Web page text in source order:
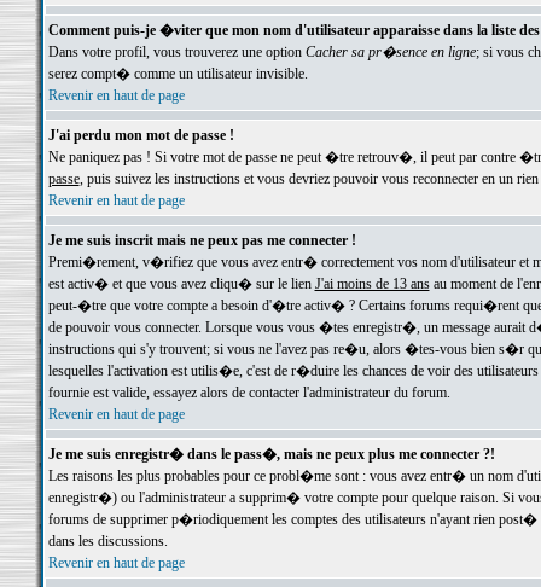
Comment puis-je �viter que mon nom d'utilisateur apparaisse dans la liste
Dans votre profil, vous trouverez une option Cacher sa pr�sence en ligne; si vous
serez compt� comme un utilisateur invisible.
Revenir en haut de page
J'ai perdu mon mot de passe !
Ne paniquez pas ! Si votre mot de passe ne peut �tre retrouv�, il peut par contre
passe, puis suivez les instructions et vous devriez pouvoir vous reconnecter en un rien
Revenir en haut de page
Je me suis inscrit mais ne peux pas me connecter !
Premi�rement, v�rifiez que vous avez entr� correctement vos nom d'utilisateur
est activ� et que vous avez cliqu� sur le lien J'ai moins de 13 ansau moment de
peut-�tre que votre compte a besoin d'�tre activ� ? Certains forums requi�rent
de pouvoir vous connecter. Lorsque vous vous �tes enregistr�, un message aurait
instructions qui s'y trouvent; si vous ne l'avez pas re�u, alors �tes-vous bien s�r
lesquelles l'activation est utilis�e, c'est de r�duire les chances de voir des
fournie est valide, essayez alors de contacter l'administrateur du forum.
Revenir en haut de page
Je me suis enregistr� dans le pass�, mais ne peux plus me connecter ?!
Les raisons les plus probables pour ce probl�me sont : vous avez entr� un nom
enregistr�) ou l'administrateur a supprim� votre compte pour quelque raison. Si
forums de supprimer p�riodiquement les comptes des utilisateurs n'ayant rien
dans les discussions.
Revenir en haut de page